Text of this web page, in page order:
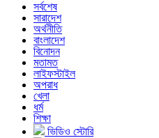
সর্বশেষ
সারাদেশ
অর্থনীতি
বাংলাদেশ
বিনোদন
মতামত
লাইফস্টাইল
অপরাধ
খেলা
ধর্ম
শিক্ষা
ভিডিও স্টোরি